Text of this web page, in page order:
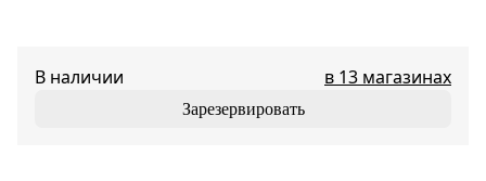
В наличии в 13 магазинах
Зарезервировать